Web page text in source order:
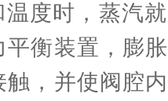
温度时，蒸汽
衡装置，膨
触，并使阀腔